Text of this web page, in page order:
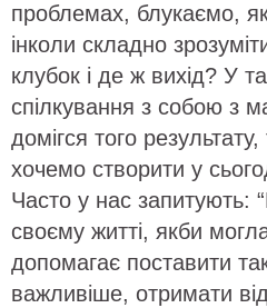
проблемах, блукаємо, як
інколи складно
клубок і де ж вихід? У
спілкування з собою з
домігся того
хочемо створити у
Часто у нас запитують:
своєму житті, якби
допомагає поставити
важливіше, отримати